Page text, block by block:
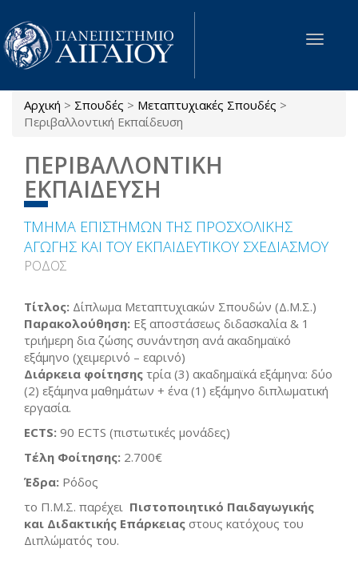
Παράκαμψη προς το κυρίως περιεχόμενο
Toggle
Είστε εδώ
Αρχική > Σπουδές > Μεταπτυχιακές Σπουδές >
Περιβαλλοντική Εκπαίδευση
ΠΕΡΙΒΑΛΛΟΝΤΙΚΗ
ΕΚΠΑΙΔΕΥΣΗ
ΤΜΗΜΑ ΕΠΙΣΤΗΜΩΝ ΤΗΣ ΠΡΟΣΧΟΛΙΚΗΣ
ΑΓΩΓΗΣ ΚΑΙ ΤΟΥ ΕΚΠΑΙΔΕΥΤΙΚΟΥ ΣΧΕΔΙΑΣΜΟΥ
ΡΟΔΟΣ
Τίτλος: Δίπλωμα Μεταπτυχιακών Σπουδών (Δ.Μ.Σ.)
Παρακολούθηση: Εξ αποστάσεως διδασκαλία & 1
τριήμερη δια ζώσης συνάντηση ανά ακαδημαϊκό
εξάμηνο (χειμερινό – εαρινό)
Διάρκεια φοίτησης τρία (3) ακαδημαϊκά εξάμηνα: δύο
(2) εξάμηνα μαθημάτων + ένα (1) εξάμηνο διπλωματική
εργασία.
ECTS: 90 ECTS (πιστωτικές μονάδες)
Τέλη Φοίτησης: 2.700€
Έδρα: Ρόδος
το Π.Μ.Σ. παρέχει Πιστοποιητικό Παιδαγωγικής
και Διδακτικής Επάρκειας στους κατόχους του
Διπλώματός του.